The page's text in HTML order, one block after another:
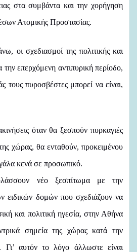
στα συμβάντα και την χορήγηση
Ατομικής Προστασίας.
οι σχεδιασμοί της πολιτικής και
την επερχόμενη αντιπυρική περίοδο,
τους πυροσβέστες μπορεί να είναι,
όταν θα ξεσπούν πυρκαγιές
χώρας, θα ενταθούν, προκειμένου
κενά σε προσωπικό.
νέο ξεσπίτωμα με την
ειδικών δομών που σχεδιάζουν να
και πολιτική ηγεσία, στην Αθήνα
σημεία της χώρας κατά την
Γι’ αυτόν το λόγο άλλωστε είναι